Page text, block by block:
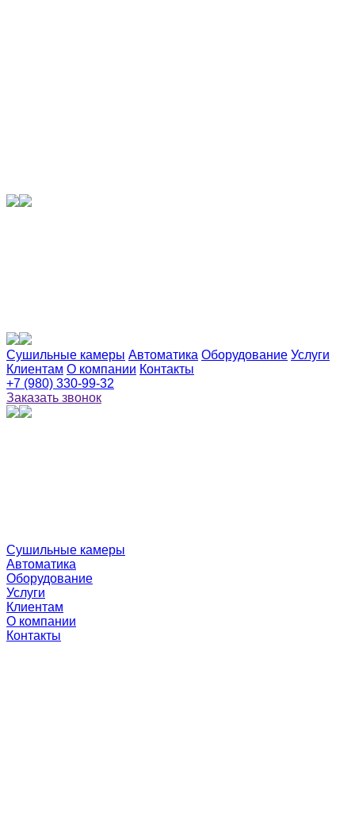
Сушильные камеры Автоматика Оборудование Услуги
Клиентам О компании Контакты
+7 (980) 330-99-32
Заказать звонок
Сушильные камеры
Автоматика
Оборудование
Услуги
Клиентам
О компании
Контакты